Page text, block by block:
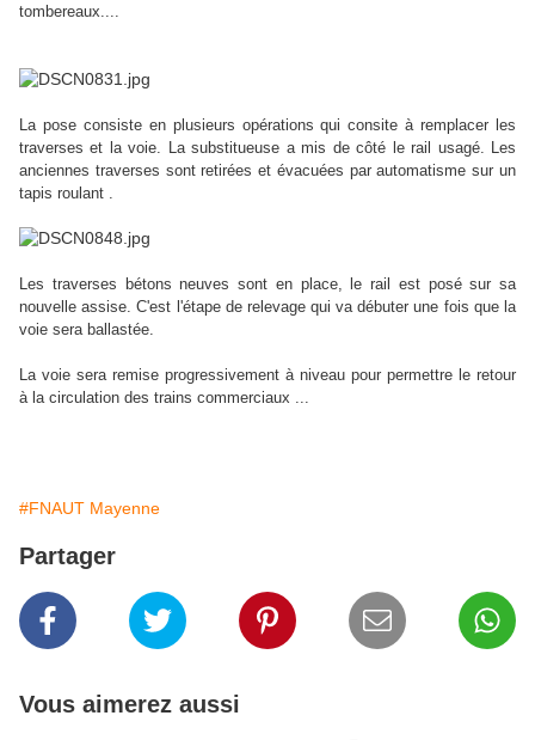
tombereaux....
La pose consiste en plusieurs opérations qui consite à remplacer les
traverses et la voie. La substitueuse a mis de côté le rail usagé. Les
anciennes traverses sont retirées et évacuées par automatisme sur un
tapis roulant .
Les traverses bétons neuves sont en place, le rail est posé sur sa
nouvelle assise. C'est l'étape de relevage qui va débuter une fois que la
voie sera ballastée.
La voie sera remise progressivement à niveau pour permettre le retour
à la circulation des trains commerciaux ...
#FNAUT Mayenne
Partager
Vous aimerez aussi